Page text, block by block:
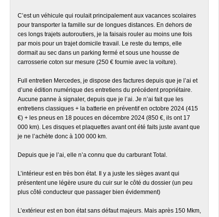
C’est un véhicule qui roulait principalement aux vacances scolaires
pour transporter la famille sur de longues distances. En dehors de
ces longs trajets autoroutiers, je la faisais rouler au moins une fois
par mois pour un trajet domicile travail. Le reste du temps, elle
dormait au sec dans un parking fermé et sous une housse de
carrosserie coton sur mesure (250 € fournie avec la voiture).
Full entretien Mercedes, je dispose des factures depuis que je l’ai et
d’une édition numérique des entretiens du précédent propriétaire.
Aucune panne à signaler, depuis que je l’ai. Je n’ai fait que les
entretiens classiques + la batterie en préventif en octobre 2024 (415
€) + les pneus en 18 pouces en décembre 2024 (850 €, ils ont 17
000 km). Les disques et plaquettes avant ont été faits juste avant que
je ne l’achète donc à 100 000 km.
Depuis que je l’ai, elle n’a connu que du carburant Total.
L’intérieur est en très bon état. Il y a juste les sièges avant qui
présentent une légère usure du cuir sur le côté du dossier (un peu
plus côté conducteur que passager bien évidemment)
L’extérieur est en bon état sans défaut majeurs. Mais après 150 Mkm,